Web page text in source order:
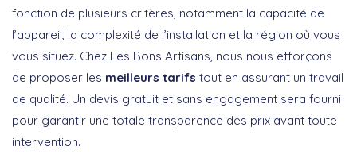
fonction de plusieurs critères, notamment la capacité de
l’appareil, la complexité de l’installation et la région où vous
vous situez. Chez Les Bons Artisans, nous nous efforçons
de proposer les meilleurs tarifs tout en assurant un travail
de qualité. Un devis gratuit et sans engagement sera fourni
pour garantir une totale transparence des prix avant toute
intervention.